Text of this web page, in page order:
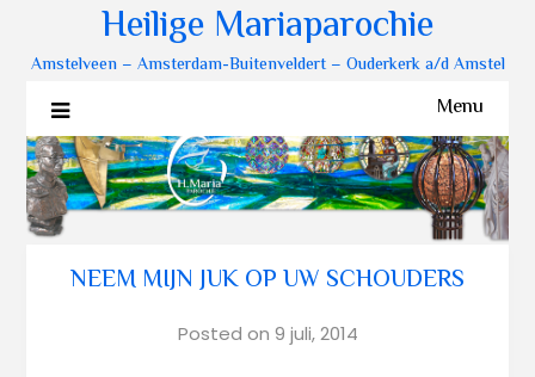
Heilige Mariaparochie
Amstelveen – Amsterdam-Buitenveldert – Ouderkerk a/d Amstel
Menu
NEEM MIJN JUK OP UW SCHOUDERS
Posted on 9 juli, 2014